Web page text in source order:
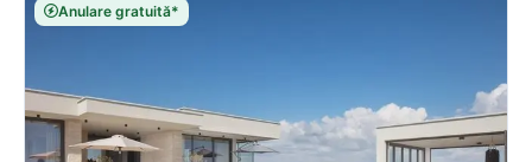
Anulare gratuită*